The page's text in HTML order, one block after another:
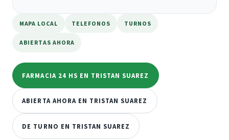
MAPA LOCAL TELEFONOS TURNOS
ABIERTAS AHORA
FARMACIA 24 HS EN TRISTAN SUAREZ
ABIERTA AHORA EN TRISTAN SUAREZ
DE TURNO EN TRISTAN SUAREZ